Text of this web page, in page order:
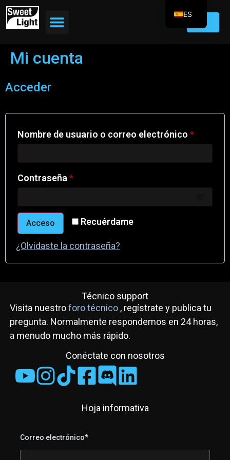
Mi cuenta
Acceder
Nombre de usuario o correo electrónico *
Contraseña *
Recuérdame
Acceso
¿Olvidaste la contraseña?
Técnico support
Visita nuestroforo técnico, regístrate y publica tu
pregunta. Normalmente respondemos en 24 horas,
a menudo mucho más rápido.
Conéctate con nosotros
Hoja informativa
Correo electrónico*
ES
EN